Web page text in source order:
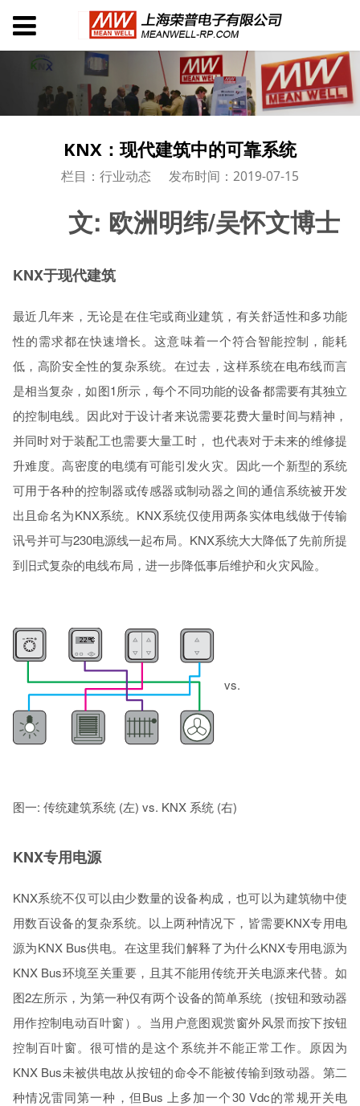
KNX：现代建筑中的可靠系统
栏目：行业动态 发布时间：2019-07-15
文: 欧洲明纬/吴怀文博士
KNX于现代建筑
最近几年来，无论是在住宅或商业建筑，有关舒适性和多功能
性的需求都在快速增长。这意味着一个符合智能控制，能耗
低，高阶安全性的复杂系统。在过去，这样系统在电布线而言
是相当复杂，如图1所示，每个不同功能的设备都需要有其独立
的控制电线。因此对于设计者来说需要花费大量时间与精神，
并同时对于装配工也需要大量工时， 也代表对于未来的维修提
升难度。高密度的电缆有可能引发火灾。因此一个新型的系统
可用于各种的控制器或传感器或制动器之间的通信系统被开发
出且命名为KNX系统。KNX系统仅使用两条实体电线做于传输
讯号并可与230电源线一起布局。KNX系统大大降低了先前所提
到旧式复杂的电线布局，进一步降低事后维护和火灾风险。
vs.
图一: 传统建筑系统 (左) vs. KNX 系统 (右)
KNX专用电源
KNX系统不仅可以由少数量的设备构成，也可以为建筑物中使
用数百设备的复杂系统。以上两种情况下，皆需要KNX专用电
源为KNX Bus供电。在这里我们解释了为什么KNX专用电源为
KNX Bus环境至关重要，且其不能用传统开关电源来代替。如
图2左所示，为第一种仅有两个设备的简单系统（按钮和致动器
用作控制电动百叶窗）。当用户意图观赏窗外风景而按下按钮
控制百叶窗。很可惜的是这个系统并不能正常工作。原因为
KNX Bus未被供电故从按钮的命令不能被传输到致动器。第二
种情况雷同第一种，但Bus 上多加一个30 Vdc的常规开关电